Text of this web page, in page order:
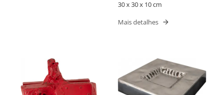
30 x 30 x 10 cm
Mais detalhes